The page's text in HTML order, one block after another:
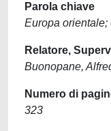
Parola chiave
Europa
Relatore,
Buonopane,
Numero di
323